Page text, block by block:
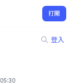
打開
登入